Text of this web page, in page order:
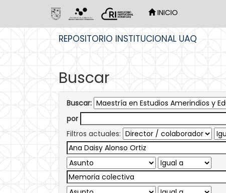
INICIO
REPOSITORIO INSTITUCIONAL UAQ
Buscar
Buscar:
por
Filtros actuales: